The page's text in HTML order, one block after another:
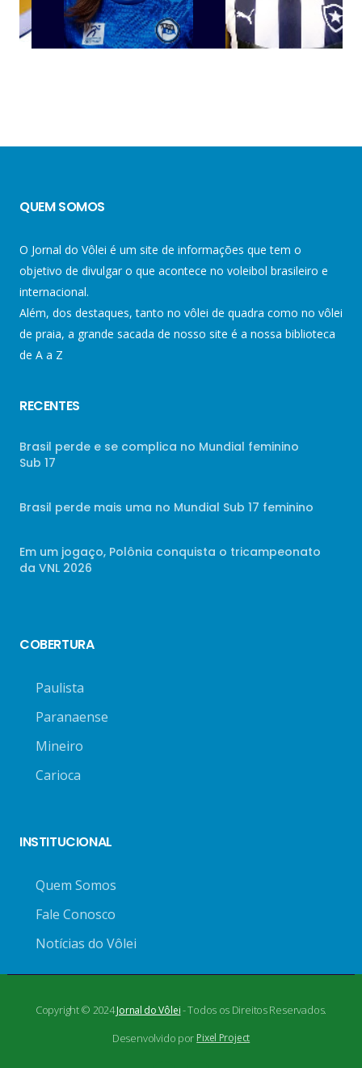
QUEM SOMOS
O Jornal do Vôlei é um site de informações que tem o
objetivo de divulgar o que acontece no voleibol brasileiro e
internacional.
Além, dos destaques, tanto no vôlei de quadra como no vôlei
de praia, a grande sacada de nosso site é a nossa biblioteca
de A a Z
RECENTES
Brasil perde e se complica no Mundial feminino
Sub 17
Brasil perde mais uma no Mundial Sub 17 feminino
Em um jogaço, Polônia conquista o tricampeonato
da VNL 2026
COBERTURA
Paulista
Paranaense
Mineiro
Carioca
INSTITUCIONAL
Quem Somos
Fale Conosco
Notícias do Vôlei
Copyright © 2024Jornal do Vôlei- Todos os Direitos Reservados.
Desenvolvido por Pixel Project